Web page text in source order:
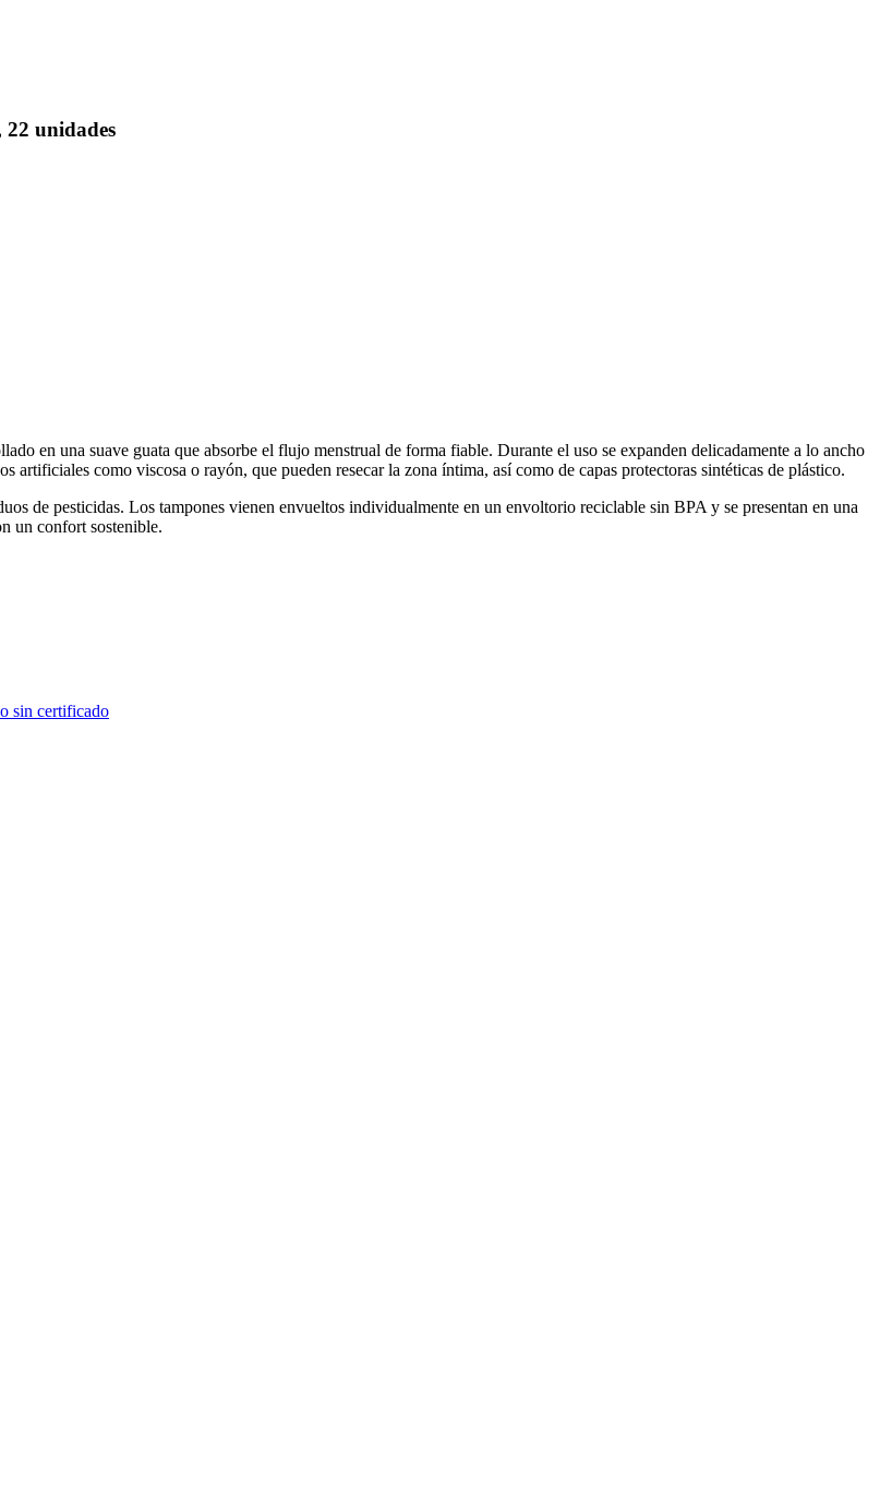
unidades
en una suave guata que absorbe el flujo menstrual de forma fiable. Durante el uso se expanden delicadamente a lo ancho
artificiales como viscosa o rayón, que pueden resecar la zona íntima, así como de capas protectoras sintéticas de plástico.
de pesticidas. Los tampones vienen envueltos individualmente en un envoltorio reciclable sin BPA y se presentan en una
un confort sostenible.
sin certificado